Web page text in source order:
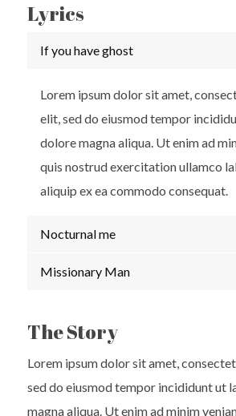
Lyrics
If you have ghost
Lorem ipsum dolor sit amet,
elit, sed do eiusmod tempor
dolore magna aliqua. Ut enim ad
quis nostrud exercitation ullamco
aliquip ex ea commodo consequat.
Nocturnal me
Missionary Man
The Story
Lorem ipsum dolor sit amet,
sed do eiusmod tempor incididunt ut
magna aliqua. Ut enim ad minim